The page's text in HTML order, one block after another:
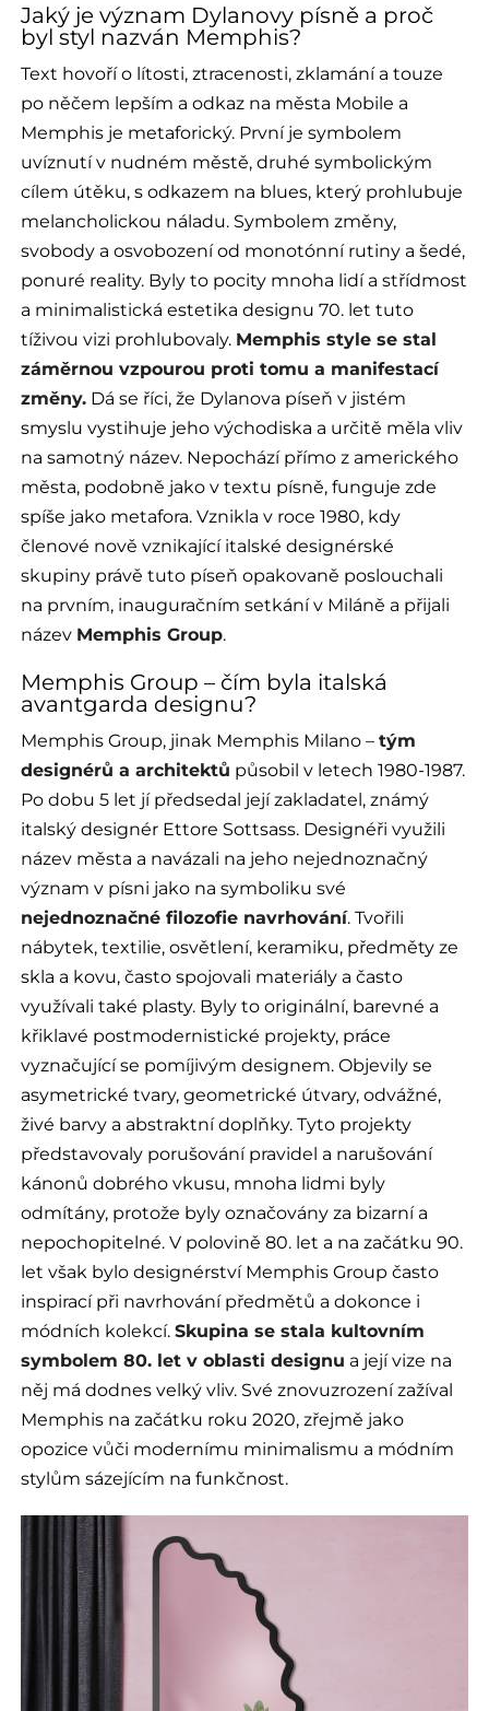
Jaký je význam Dylanovy písně a proč
byl styl nazván Memphis?
Text hovoří o lítosti, ztracenosti, zklamání a touze
po něčem lepším a odkaz na města Mobile a
Memphis je metaforický. První je symbolem
uvíznutí v nudném městě, druhé symbolickým
cílem útěku, s odkazem na blues, který prohlubuje
melancholickou náladu. Symbolem změny,
svobody a osvobození od monotónní rutiny a šedé,
ponuré reality. Byly to pocity mnoha lidí a střídmost
a minimalistická estetika designu 70. let tuto
tíživou vizi prohlubovaly. Memphis style se stal
záměrnou vzpourou proti tomu a manifestací
změny. Dá se říci, že Dylanova píseň v jistém
smyslu vystihuje jeho východiska a určitě měla vliv
na samotný název. Nepochází přímo z amerického
města, podobně jako v textu písně, funguje zde
spíše jako metafora. Vznikla v roce 1980, kdy
členové nově vznikající italské designérské
skupiny právě tuto píseň opakovaně poslouchali
na prvním, inauguračním setkání v Miláně a přijali
název Memphis Group.
Memphis Group – čím byla italská
avantgarda designu?
Memphis Group, jinak Memphis Milano –tým
designérů a architektů působil v letech 1980-1987.
Po dobu 5 let jí předsedal její zakladatel, známý
italský designér Ettore Sottsass. Designéři využili
název města a navázali na jeho nejednoznačný
význam v písni jako na symboliku své
nejednoznačné filozofie navrhování. Tvořili
nábytek, textilie, osvětlení, keramiku, předměty ze
skla a kovu, často spojovali materiály a často
využívali také plasty. Byly to originální, barevné a
křiklavé postmodernistické projekty, práce
vyznačující se pomíjivým designem. Objevily se
asymetrické tvary, geometrické útvary, odvážné,
živé barvy a abstraktní doplňky. Tyto projekty
představovaly porušování pravidel a narušování
kánonů dobrého vkusu, mnoha lidmi byly
odmítány, protože byly označovány za bizarní a
nepochopitelné. V polovině 80. let a na začátku 90.
let však bylo designérství Memphis Group často
inspirací při navrhování předmětů a dokonce i
módních kolekcí.Skupina se stala kultovním
symbolem 80. let v oblasti designu a její vize na
něj má dodnes velký vliv. Své znovuzrození zažíval
Memphis na začátku roku 2020, zřejmě jako
opozice vůči modernímu minimalismu a módním
stylům sázejícím na funkčnost.